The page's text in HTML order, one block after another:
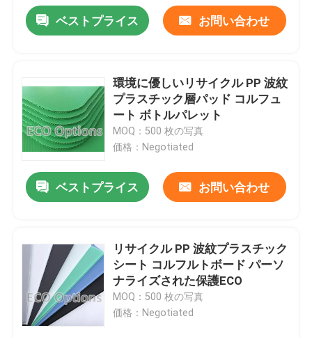
ベストプライス お問い合わせ
環境に優しいリサイクル PP 波紋
プラスチック層パッド コルフュ
ート ボトルパレット
MOQ：500 枚の写真
価格：Negotiated
ベストプライス お問い合わせ
リサイクル PP 波紋プラスチック
シート コルフルトボード パーソ
ナライズされた保護ECO
MOQ：500 枚の写真
価格：Negotiated